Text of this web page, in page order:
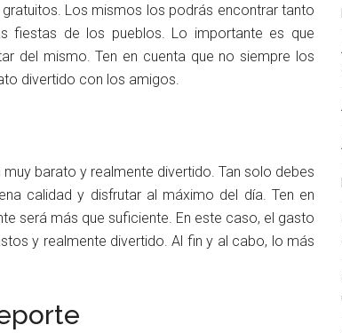
Los mismos los podrás encontrar tanto
de los pueblos. Lo importante es que
del mismo. Ten en cuenta que no siempre los
divertido con los amigos.
barato y realmente divertido. Tan solo debes
calidad y disfrutar al máximo del día. Ten en
será más que suficiente. En este caso, el gasto
y realmente divertido. Al fin y al cabo, lo más